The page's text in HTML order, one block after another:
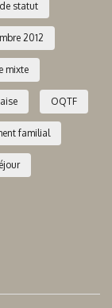
statut
2012
mixte
OQTF
familial